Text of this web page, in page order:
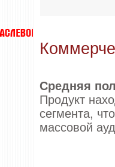
Средняя
Продукт
сегмента,
массовой